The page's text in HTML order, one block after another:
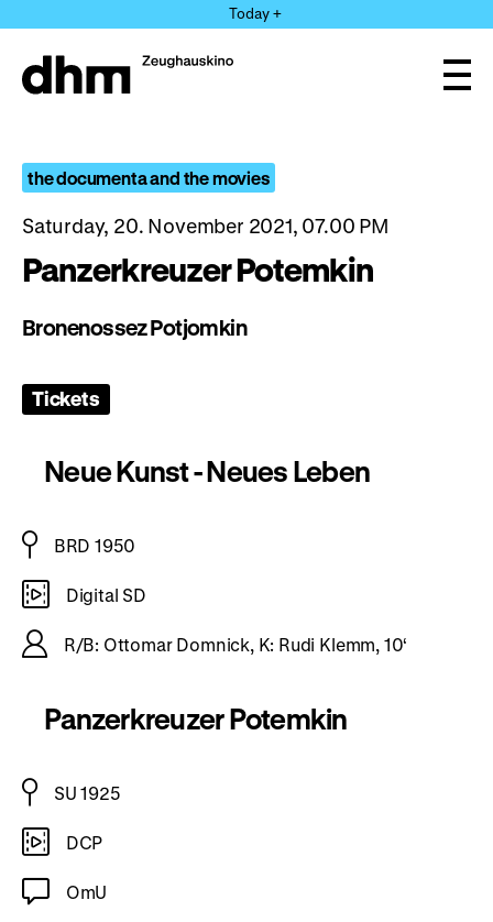
directly
the
Today +
the documenta and the movies
Saturday, 20. November 2021, 07.00 PM
Panzerkreuzer Potemkin
Bronenossez Potjomkin
Tickets
Neue Kunst - Neues Leben
BRD 1950
Digital SD
R/B: Ottomar Domnick, K: Rudi Klemm, 10‘
Panzerkreuzer Potemkin
SU 1925
DCP
OmU